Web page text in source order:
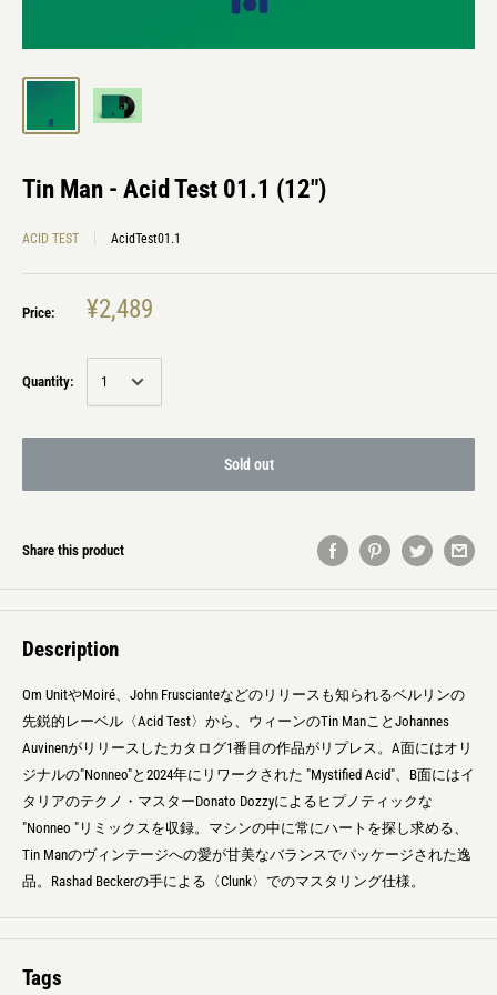
Tin Man - Acid Test 01.1 (12")
ACID TEST AcidTest01.1
Price: ¥2,489
Quantity:
Sold out
Share this product
Description
Om UnitやMoiré、John Fruscianteなどのリリースも知られるベルリンの
先鋭的レーベル〈Acid Test〉から、ウィーンのTin ManことJohannes
Auvinenがリリースしたカタログ1番目の作品がリプレス。A面にはオリ
ジナルの"Nonneo"と2024年にリワークされた "Mystified Acid"、B面にはイ
タリアのテクノ・マスターDonato Dozzyによるヒプノティックな
"Nonneo "リミックスを収録。マシンの中に常にハートを探し求める、
Tin Manのヴィンテージへの愛が甘美なバランスでパッケージされた逸
品。Rashad Beckerの手による〈Clunk〉でのマスタリング仕様。
Tags